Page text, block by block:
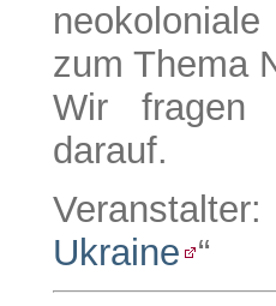
zum Thema
Wir fragen
darauf.
Ukraine “